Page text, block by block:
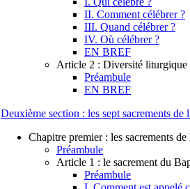
II. Comment célébrer ?
III. Quand célébrer ?
IV. Où célébrer ?
EN BREF
Article 2 : Diversité liturgique
Préambule
EN BREF
Deuxième section : les sept sacrements de
Chapitre premier : les sacrements
Préambule
Article 1 : le sacrement du
Préambule